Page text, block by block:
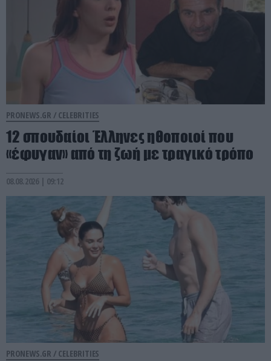
PRONEWS.GR / CELEBRITIES
12 σπουδαίοι Έλληνες ηθοποιοί που
«έφυγαν» από τη ζωή με τραγικό τρόπο
08.08.2026 | 09:12
PRONEWS.GR / CELEBRITIES